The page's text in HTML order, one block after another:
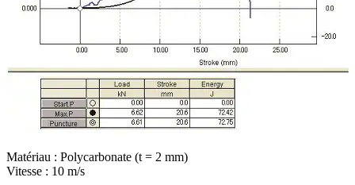
Matériau : Polycarbonate (t = 2 mm)
Vitesse : 10 m/s